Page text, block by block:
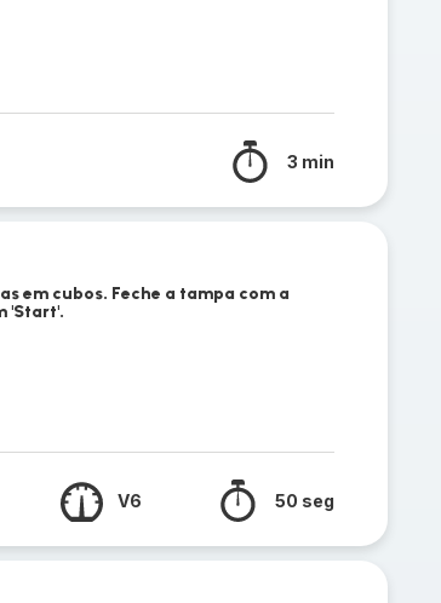
3 min
em cubos. Feche a tampa com a
'Start'.
V6 50 seg